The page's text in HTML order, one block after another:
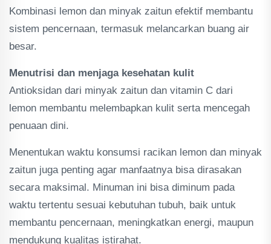
Kombinasi lemon dan minyak zaitun efektif membantu
sistem pencernaan, termasuk melancarkan buang air
besar.
Menutrisi dan menjaga kesehatan kulit
Antioksidan dari minyak zaitun dan vitamin C dari
lemon membantu melembapkan kulit serta mencegah
penuaan dini.
Menentukan waktu konsumsi racikan lemon dan minyak
zaitun juga penting agar manfaatnya bisa dirasakan
secara maksimal. Minuman ini bisa diminum pada
waktu tertentu sesuai kebutuhan tubuh, baik untuk
membantu pencernaan, meningkatkan energi, maupun
mendukung kualitas istirahat.